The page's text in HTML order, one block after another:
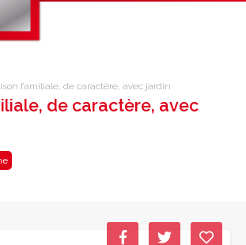
familiale, de caractère, avec jardin
de caractère, avec